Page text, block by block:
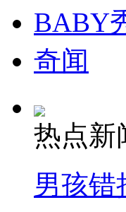
BABY
奇闻
热点新
男孩错